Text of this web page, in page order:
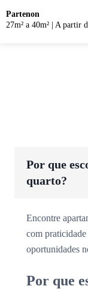
Partenon
27m² a 40m²
A partir
Por que
quarto?
Encontre
com
oportunidades
Por que